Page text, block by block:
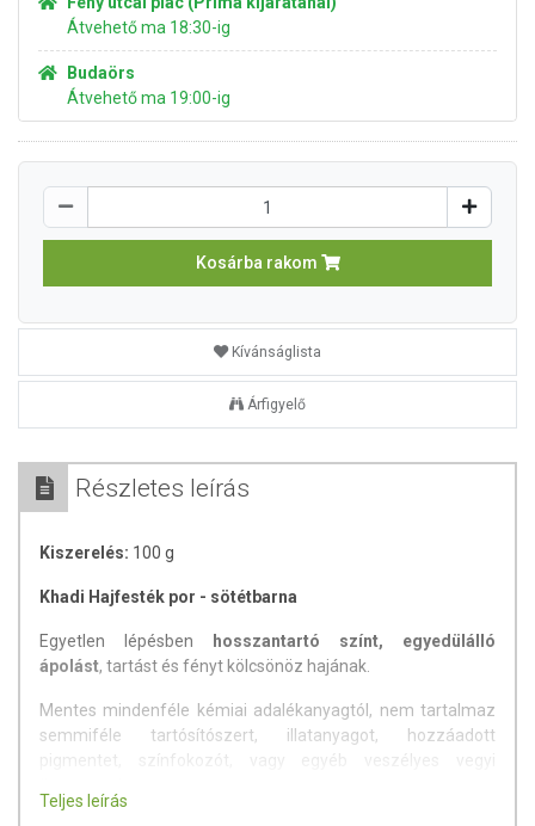
Átvehető ma 18:30-ig
Budaörs
Átvehető ma 19:00-ig
Kosárba rakom
Kívánságlista
Árfigyelő
Részletes leírás
Kiszerelés: 100 g
Khadi Hajfesték por - sötétbarna
Egyetlen lépésben
hosszantartó színt, egyedülálló
ápolást, tartást és fényt kölcsönöz hajának.
Mentes mindenféle kémiai adalékanyagtól, nem tartalmaz
semmiféle tartósítószert, illatanyagot, hozzáadott
pigmentet, színfokozót, vagy egyéb veszélyes vegyi
Teljes leírás